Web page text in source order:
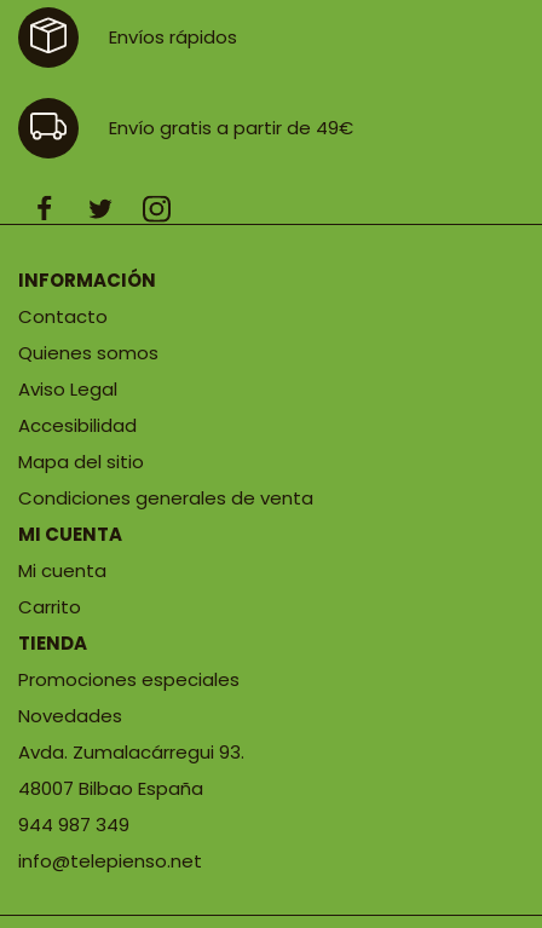
Envíos rápidos
Envío gratis a partir de 49€
INFORMACIÓN
Contacto
Quienes somos
Aviso Legal
Accesibilidad
Mapa del sitio
Condiciones generales de venta
MI CUENTA
Mi cuenta
Carrito
TIENDA
Promociones especiales
Novedades
Avda. Zumalacárregui 93.
48007 Bilbao España
944 987 349
info@telepienso.net